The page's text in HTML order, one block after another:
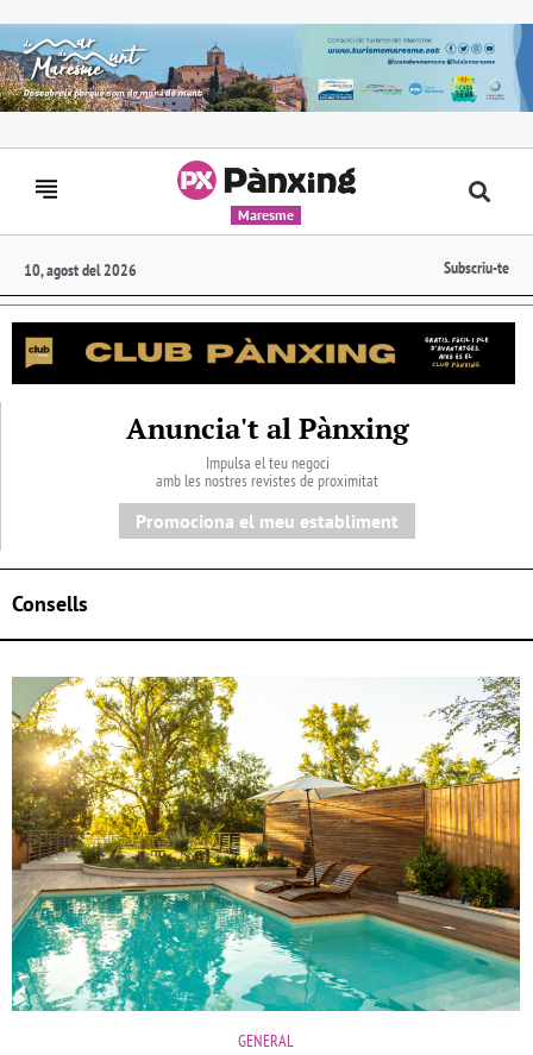
Maresme
10, agost del 2026 Subscriu-te
Anuncia't al Pànxing
Impulsa el teu negoci
amb les nostres revistes de proximitat
Promociona el meu establiment
Consells
GENERAL